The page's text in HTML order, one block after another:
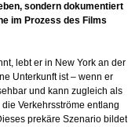
sondern dokumentiert
im Prozess des Films
lebt er in New York an der
Unterkunft ist – wenn er
und kann zugleich als
Verkehrsströme entlang
prekäre Szenario bildet